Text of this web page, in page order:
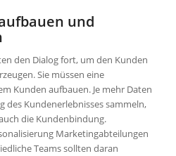
und
den Dialog fort, um den Kunden
Sie müssen eine
Kunden aufbauen. Je mehr Daten
des Kundenerlebnisses sammeln,
die Kundenbindung.
Marketingabteilungen
Teams sollten daran